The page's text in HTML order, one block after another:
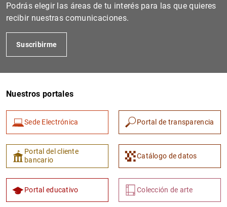
Podrás elegir las áreas de tu interés para las que quieres
recibir nuestras comunicaciones.
Suscribirme
Nuestros portales
Sede Electrónica Portal de transparencia
Portal del cliente
bancario
Catálogo de datos
Portal educativo Colección de arte